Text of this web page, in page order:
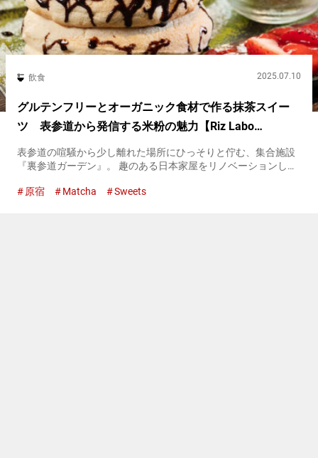
飲食 2025.07.10
グルテンフリーとオーガニック食材で作る抹茶スイー
ツ 表参道から発信する米粉の魅力【Riz Labo
Kitchen】
表参道の喧騒から少し離れた場所にひっそりと佇む、集合施設
『裏参道ガーデン』。 趣のある日本家屋をリノベーションした
Labo Kitchen』があります。 看板メニューは、米粉を使っ...
原宿 Matcha Sweets